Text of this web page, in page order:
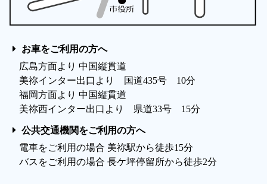
お車をご利用の方へ
広島方面より 中国縦貫道
美祢インター出口より 国道435号 10分
福岡方面より 中国縦貫道
美祢西インター出口より 県道33号 15分
公共交通機関をご利用の方へ
電車をご利用の場合 美祢駅から徒歩15分
バスをご利用の場合 長ケ坪停留所から徒歩2分